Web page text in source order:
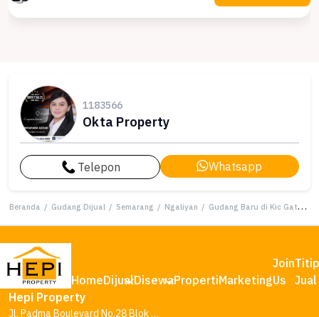
1183566
Okta Property
Telepon Whatsapp
Beranda / Gudang Dijual / Semarang / Ngaliyan / Gudang Baru di Kic Gatsu Ngaliyan Semarang
HomeDijualDisewaPropertiMarketing
Join
Us
Jual
Hepi Property
Jl. Padma Boulevard No.28 Blok AA1, Tambakharjo, Kec. Semarang Barat, Kota Semarang, Jawa Tengah 50145